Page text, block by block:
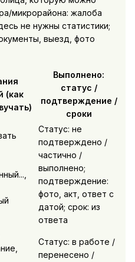
микрорайона: жалоба
не нужны статистики;
выезд, фото
(как
Выполнено:
статус /
подтверждение /
сроки
Статус: не
подтверждено /
частично /
выполнено;
подтверждение:
фото, акт, ответ с
датой; срок: из
ответа
Статус: в работе /
перенесено /